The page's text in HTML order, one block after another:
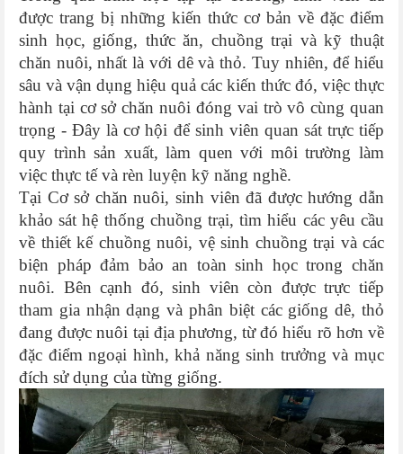
được trang bị những kiến thức cơ bản về đặc điểm
sinh học, giống, thức ăn, chuồng trại và kỹ thuật
chăn nuôi, nhất là với dê và thỏ. Tuy nhiên, để hiểu
sâu và vận dụng hiệu quả các kiến thức đó, việc thực
hành tại cơ sở chăn nuôi đóng vai trò vô cùng quan
trọng - Đây là cơ hội để sinh viên quan sát trực tiếp
quy trình sản xuất, làm quen với môi trường làm
việc thực tế và rèn luyện kỹ năng nghề.
Tại Cơ sở chăn nuôi, sinh viên đã được hướng dẫn
khảo sát hệ thống chuồng trại, tìm hiểu các yêu cầu
về thiết kế chuồng nuôi, vệ sinh chuồng trại và các
biện pháp đảm bảo an toàn sinh học trong chăn
nuôi. Bên cạnh đó, sinh viên còn được trực tiếp
tham gia nhận dạng và phân biệt các giống dê, thỏ
đang được nuôi tại địa phương, từ đó hiểu rõ hơn về
đặc điểm ngoại hình, khả năng sinh trưởng và mục
đích sử dụng của từng giống.